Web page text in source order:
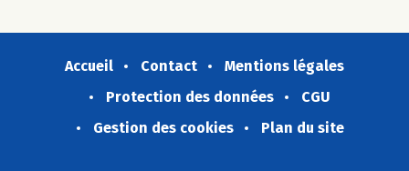
Accueil Contact
Mentions légales
Protection des données
CGU
Gestion des cookies
Plan du site